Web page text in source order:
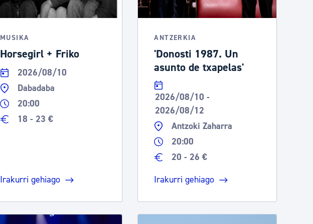
MUSIKA
Horsegirl + Friko
2026/08/10
Dabadaba
20:00
18 - 23 €
Irakurri gehiago
ANTZERKIA
'Donosti 1987. Un
asunto de txapelas'
2026/08/10 -
2026/08/12
Antzoki Zaharra
20:00
20 - 26 €
Irakurri gehiago